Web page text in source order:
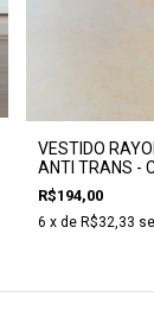
VESTIDO
ANTI TRANS -
R$194,00
6 x de R$32,33